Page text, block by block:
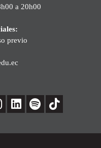
a 20h00
previo